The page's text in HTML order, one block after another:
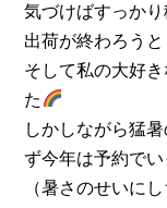
気づけばすっか
出荷が終わろう
そして私の大好
た
しかしながら猛
ず今年は予約で
（暑さのせいに